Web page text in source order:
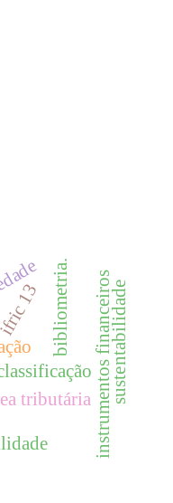
tributária
bibliometria. instrumentos financeirossustentabilidade
13